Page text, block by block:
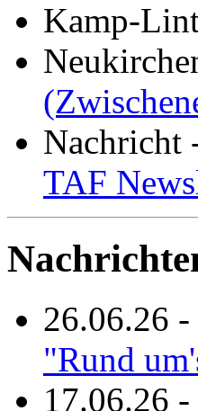
Kamp-
Nachricht
TAF
26.06.26 -
"Rund
17.06.26 -